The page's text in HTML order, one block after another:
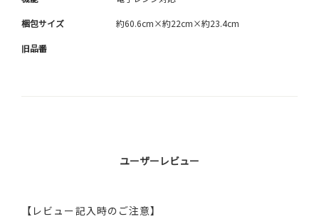
梱包サイズ 約60.6cm×約22cm×約23.4cm
旧品番
ユーザーレビュー
【レビュー記入時のご注意】